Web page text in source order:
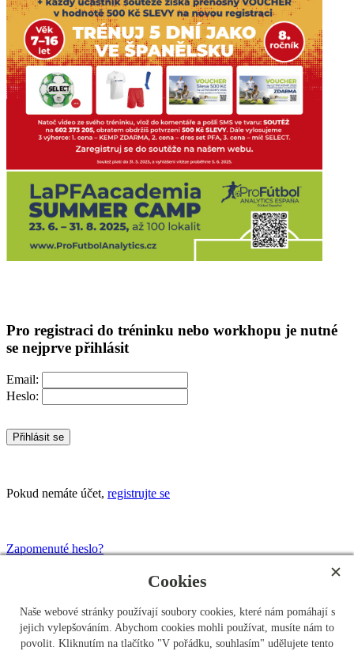
Pro registraci do tréninku nebo workhopu je nutné
se nejprve přihlásit
Email:
Heslo:
Přihlásit se
Pokud nemáte účet, registrujte se
Zapomenuté heslo?
POZOR!
Nefunguje vám přihlášení?
Cookies
Naše webové stránky používají soubory cookies, které nám pomáhají s
jejich vylepšováním. Abychom cookies mohli používat, musíte nám to
povolit. Kliknutím na tlačítko "V pořádku, souhlasím" udělujete tento